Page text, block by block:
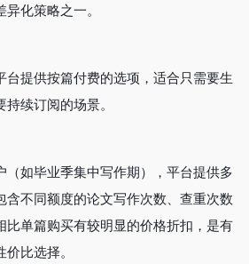
化策略之一。
台提供按篇付费的选项，适合只需要生
续订阅的场景。
（如毕业季集中写作期），平台提供多
含不同额度的论文写作次数、查重次数
比单篇购买有较明显的价格折扣，是有
比选择。